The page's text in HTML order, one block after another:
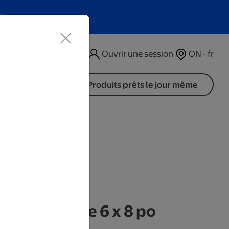
Ouvrir une session ON - fr
Produits prêts le jour même
Moustache 6 x 8 po